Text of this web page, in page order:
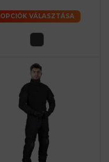
OPCIÓK VÁLASZTÁSA